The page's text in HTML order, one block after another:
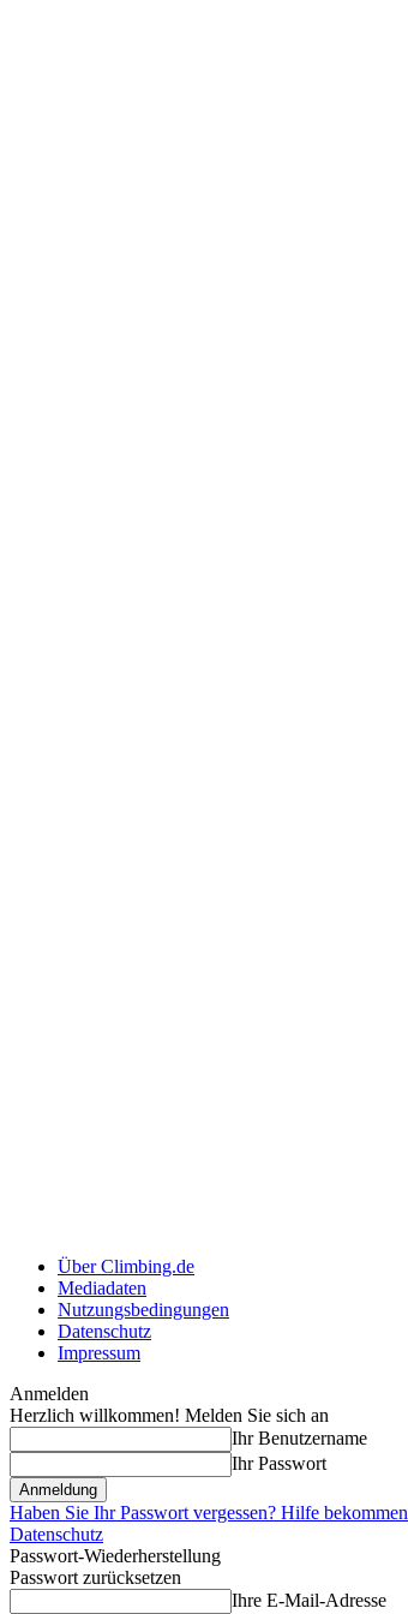
Über Climbing.de
Mediadaten
Nutzungsbedingungen
Datenschutz
Impressum
Anmelden
Herzlich willkommen! Melden Sie sich an
Ihr Benutzername
Ihr Passwort
Haben Sie Ihr Passwort vergessen? Hilfe bekommen
Datenschutz
Passwort-Wiederherstellung
Passwort zurücksetzen
Ihre E-Mail-Adresse